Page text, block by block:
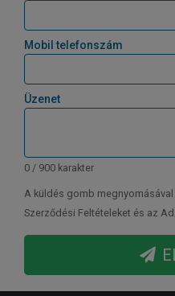
Mobil telefonszám
Üzenet
0 / 900 karakter
A küldés gomb
Szerződési Feltételeket és az